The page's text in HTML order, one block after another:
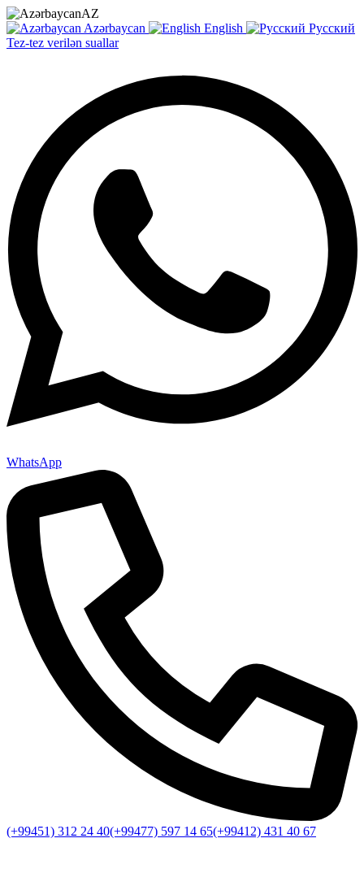
AZ
Azərbaycan
English
Русский
Tez-tez verilən suallar
WhatsApp
(+99451) 312 24 40(+99477) 597 14 65(+99412) 431 40 67